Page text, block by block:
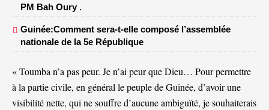
PM Bah Oury .
Guinée:Comment sera-t-elle composé l’assemblée
nationale de la 5e République
« Toumba n’a pas peur. Je n’ai peur que Dieu… Pour permettre
à la partie civile, en général le peuple de Guinée, d’avoir une
visibilité nette, qui ne souffre d’aucune ambiguïté, je souhaiterais